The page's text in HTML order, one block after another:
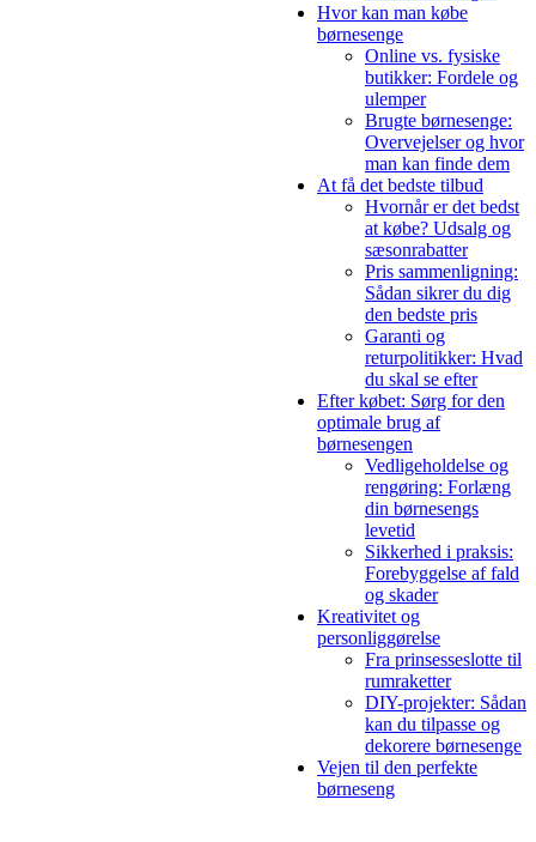
Hvor kan man købe
børnesenge
Online vs. fysiske
butikker: Fordele og
ulemper
Brugte børnesenge:
Overvejelser og hvor
man kan finde dem
At få det bedste tilbud
Hvornår er det bedst
at købe? Udsalg og
sæsonrabatter
Pris sammenligning:
Sådan sikrer du dig
den bedste pris
Garanti og
returpolitikker: Hvad
du skal se efter
Efter købet: Sørg for den
optimale brug af
børnesengen
Vedligeholdelse og
rengøring: Forlæng
din børnesengs
levetid
Sikkerhed i praksis:
Forebyggelse af fald
og skader
Kreativitet og
personliggørelse
Fra prinsesseslotte til
rumraketter
DIY-projekter: Sådan
kan du tilpasse og
dekorere børnesenge
Vejen til den perfekte
børneseng